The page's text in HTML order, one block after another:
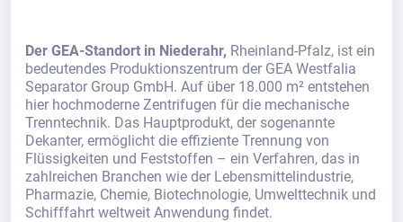
Der GEA-Standort in Niederahr, Rheinland-Pfalz, ist ein
bedeutendes Produktionszentrum der GEA Westfalia
Separator Group GmbH. Auf über 18.000 m² entstehen
hier hochmoderne Zentrifugen für die mechanische
Trenntechnik. Das Hauptprodukt, der sogenannte
Dekanter, ermöglicht die effiziente Trennung von
Flüssigkeiten und Feststoffen – ein Verfahren, das in
zahlreichen Branchen wie der Lebensmittelindustrie,
Pharmazie, Chemie, Biotechnologie, Umwelttechnik und
Schifffahrt weltweit Anwendung findet.